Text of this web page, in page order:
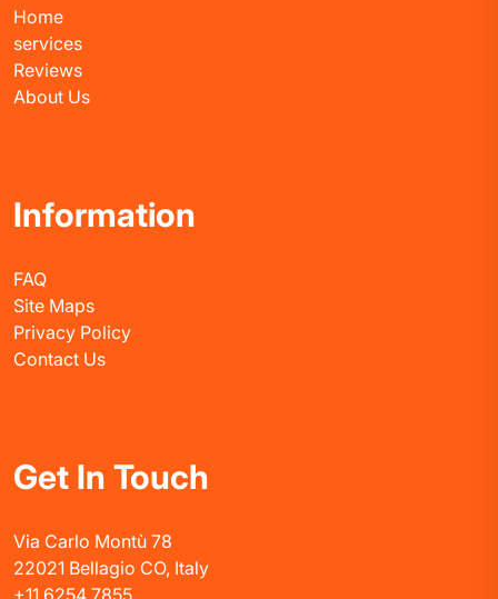
Home
services
Reviews
About Us
Information
FAQ
Site Maps
Privacy Policy
Contact Us
Get In Touch
Via Carlo Montù 78
22021 Bellagio CO, Italy
+11 6254 7855